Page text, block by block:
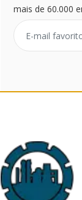
mais de 60.000